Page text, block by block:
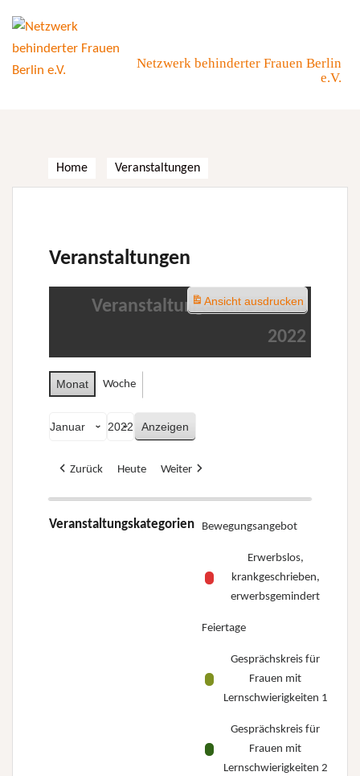
content
Netzwerk behinderter Frauen Berlin
e.V.
Home Veranstaltungen
Veranstaltungen
Veranstaltungen im Januar
2022
Monat Woche
Zurück Heute Weiter
Veranstaltungskategorien Bewegungsangebot
Erwerbslos,
krankgeschrieben,
erwerbsgemindert
Feiertage
Gesprächskreis für
Frauen mit
Lernschwierigkeiten 1
Gesprächskreis für
Frauen mit
Lernschwierigkeiten 2
Ansichtausdrucken